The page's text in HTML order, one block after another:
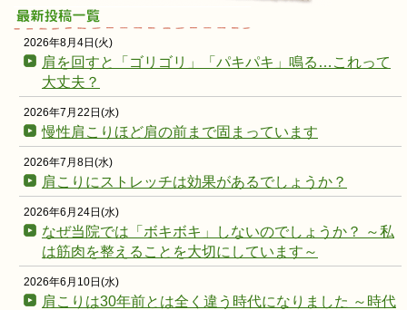
2026年8月4日(火)
肩を回すと「ゴリゴリ」「パキパキ」鳴る…これって
大丈夫？
2026年7月22日(水)
慢性肩こりほど肩の前まで固まっています
2026年7月8日(水)
肩こりにストレッチは効果があるでしょうか？
2026年6月24日(水)
なぜ当院では「ボキボキ」しないのでしょうか？ ～私
は筋肉を整えることを大切にしています～
2026年6月10日(水)
肩こりは30年前とは全く違う時代になりました ～時代